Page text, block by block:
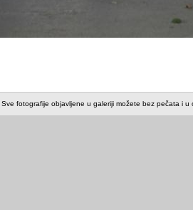
. Sve fotografije objavljene u galeriji možete bez pečata i